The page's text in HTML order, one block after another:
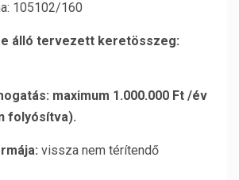
105102/160
álló tervezett keretösszeg:
maximum 1.000.000 Ft /év
folyósítva).
vissza nem térítendő